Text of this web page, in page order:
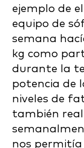
ejemplo de
equipo de
semana
kg como
durante la
potencia de
niveles de
también
nos permitía